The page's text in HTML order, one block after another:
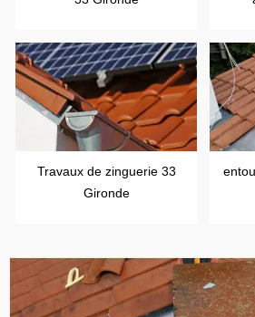
Travaux de zinguerie 33
Gironde